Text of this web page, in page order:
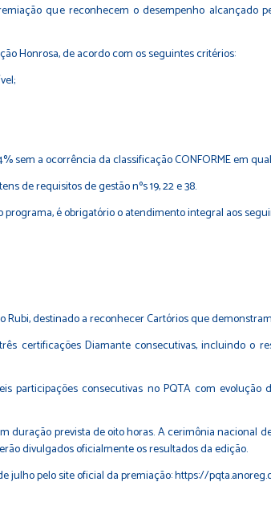
que reconhecem o desempenho alcançado
Honrosa, de acordo com os seguintes critérios:
a ocorrência da classificação CONFORME em
de requisitos de gestão nºs 19, 22 e 38.
é obrigatório o atendimento integral aos
destinado a reconhecer Cartórios que
certificações Diamante consecutivas, incluindo o
participações consecutivas no PQTA com
duração prevista de oito horas. A cerimônia nacional
divulgados oficialmente os resultados da edição.
julho pelo site oficial da premiação:https://